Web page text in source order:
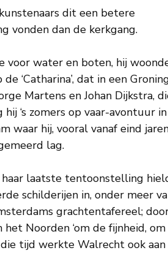
dit een betere
vonden dan de kerkgang.
voor water en boten, hij
‘Catharina’, dat in een
Martens en Johan Dijkstra,
‘s zomers op vaar-avontuur
waar hij, vooral vanaf eind
lag.
laatste tentoonstelling
schilderijen in, onder meer
grachtentafereel;
Noorden ‘om de fijnheid, om
tijd werkte Walrecht ook